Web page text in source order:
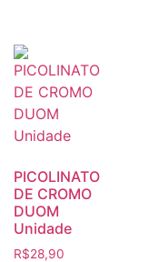
PICOLINATO
DE CROMO
DUOM
Unidade
R$28,90